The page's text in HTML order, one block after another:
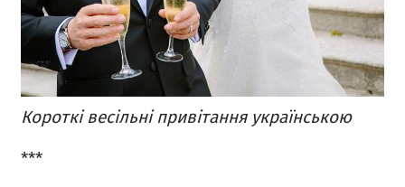
Короткі весільні привітання українською
***